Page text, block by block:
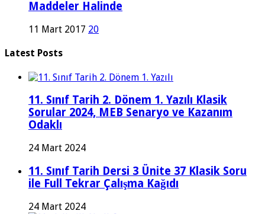
Maddeler Halinde
11 Mart 2017 20
Latest Posts
11. Sınıf Tarih 2. Dönem 1. Yazılı Klasik
Sorular 2024, MEB Senaryo ve Kazanım
Odaklı
24 Mart 2024
11. Sınıf Tarih Dersi 3 Ünite 37 Klasik Soru
ile Full Tekrar Çalışma Kağıdı
24 Mart 2024